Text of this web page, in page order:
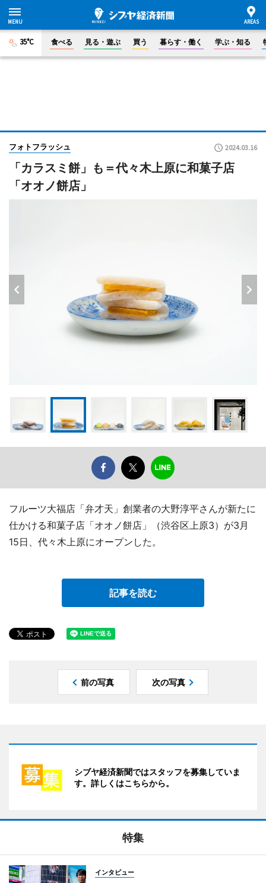
35°C 食べる 見る・遊ぶ 買う 暮らす・働く 学ぶ・知る
フォトフラッシュ 2024.03.16
「カラスミ餅」も＝代々木上原に和菓子店
「オオノ餅店」
フルーツ大福店「弁才天」創業者の大野淳平さんが新たに
仕かける和菓子店「オオノ餅店」（渋谷区上原3）が3月
15日、代々木上原にオープンした。
記事を読む
前の写真 次の写真
シブヤ経済新聞ではスタッフを募集していま
す。詳しくはこちらから。
特集
インタビュー